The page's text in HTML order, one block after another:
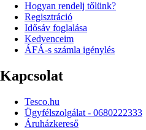
Hogyan rendelj tőlünk?
Regisztráció
Idősáv foglalása
Kedvenceim
ÁFÁ-s számla igénylés
Kapcsolat
Tesco.hu
Ügyfélszolgálat - 0680222333
Áruházkereső